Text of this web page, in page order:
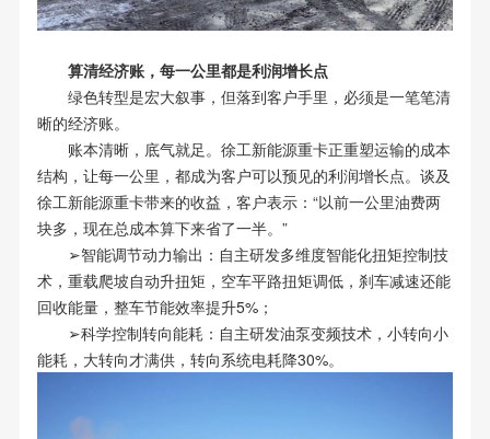
算清经济账，每一公里都是利润增长点
绿色转型是宏大叙事，但落到客户手里，必须是一笔笔清
晰的经济账。
账本清晰，底气就足。徐工新能源重卡正重塑运输的成本
结构，让每一公里，都成为客户可以预见的利润增长点。谈及
徐工新能源重卡带来的收益，客户表示：“以前一公里油费两
块多，现在总成本算下来省了一半。”
➢智能调节动力输出：自主研发多维度智能化扭矩控制技
术，重载爬坡自动升扭矩，空车平路扭矩调低，刹车减速还能
回收能量，整车节能效率提升5%；
➢科学控制转向能耗：自主研发油泵变频技术，小转向小
能耗，大转向才满供，转向系统电耗降30%。